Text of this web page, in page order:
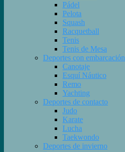
Pádel
Pelota
Squash
Racquetball
Tenis
Tenis de Mesa
Deportes con embarcación
Canotaje
Esquí Náutico
Remo
Yachting
Deportes de contacto
Judo
Karate
Lucha
Taekwondo
Deportes de invierno